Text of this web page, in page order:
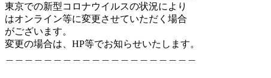
東京での新型コロナウイルスの状況により
はオンライン等に変更させていただく場合
がございます。
変更の場合は、HP等でお知らせいたします。